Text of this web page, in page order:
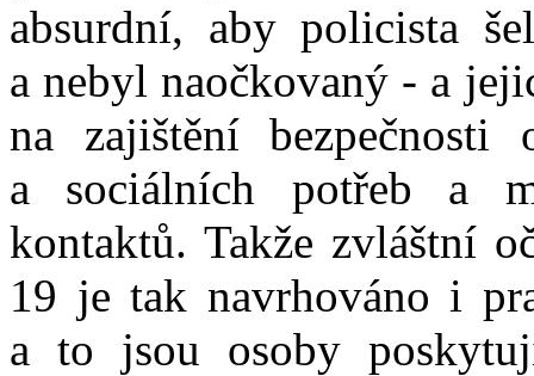
absurdní, aby policista
a nebyl naočkovaný - a
na zajištění
a sociálních potřeb a
kontaktů. Takže zvláštní
19 je tak navrhováno i
a to jsou osoby